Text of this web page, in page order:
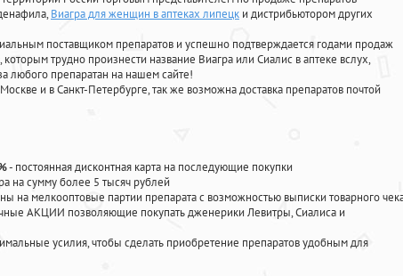
, Виагра для женщин в аптеках липецк и дистрибьютором других
поставщиком препаратов и успешно подтверждается годами продаж
трудно произнести название Виагра или Сиалис в аптеке вслух,
любого препаратан на нашем сайте!
и в Санкт-Петербурге, так же возможна доставка препаратов почтой
- постоянная дисконтная карта на последующие покупки
на сумму более 5 тысяч рублей
мелкооптовые партии препарата с возможностью выписки товарного
АКЦИИ позволяющие покупать дженерики Левитры, Сиалиса и
усилия, чтобы сделать приобретение препаратов удобным для